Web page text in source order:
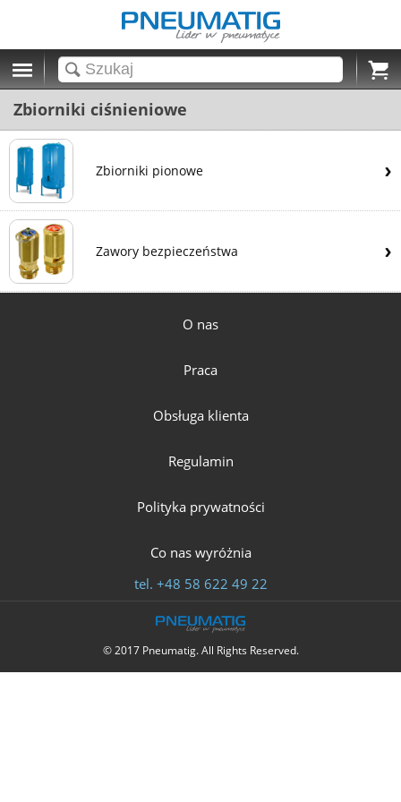
Cart
Zbiorniki ciśnieniowe
Zbiorniki pionowe
Zawory bezpieczeństwa
O nas
Praca
Obsługa klienta
Regulamin
Polityka prywatności
Co nas wyróżnia
tel. +48 58 622 49 22
© 2017 Pneumatig. All Rights Reserved.